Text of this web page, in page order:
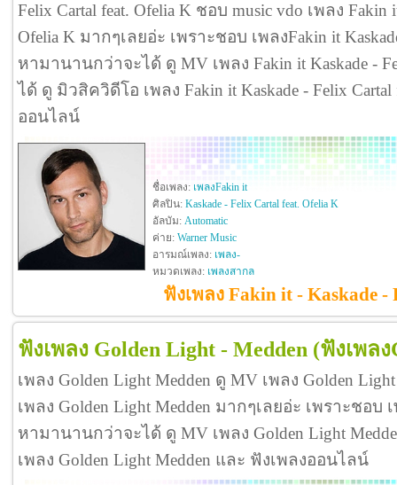
Felix Cartal feat. Ofelia K ชอบ music vdo เพลง Fakin
Ofelia K มากๆเลยอ่ะ เพราะชอบ เพลงFakin it
หามานานกว่าจะได้ ดู MV เพลง Fakin it Kaskade -
ได้ ดู มิวสิควิดีโอ เพลง Fakin it Kaskade - Felix
ออนไลน์
ชื่อเพลง: เพลงFakin it
ศิลปิน: Kaskade - Felix Cartal feat. Ofelia K
อัลบัม: Automatic
ค่าย: Warner Music
อารมณ์เพลง: เพลง-
หมวดเพลง: เพลงสากล
ฟังเพลง Fakin it - Kaskade
ฟังเพลง Golden Light - Medden (ฟังเพล
เพลง Golden Light Medden ดู MV เพลง Golden
เพลง Golden Light Medden มากๆเลยอ่ะ เพราะชอบ
หามานานกว่าจะได้ ดู MV เพลง Golden Light
เพลง Golden Light Medden และ ฟังเพลงออนไลน์